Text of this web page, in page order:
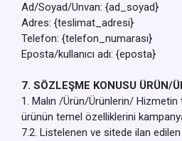
Ad/Soyad/Unvan: {ad_soyad}
Adres: {teslimat_adresi}
Telefon: {telefon_numarası}
Eposta/kullanıcı adı: {eposta}
7. SÖZLEŞME KONUSU ÜRÜN/
1. Malın /Ürün/Ürünlerin/ Hizmetin
ürünün temel özelliklerini
7.2. Listelenen ve sitede ilan